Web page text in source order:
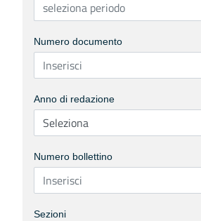
Numero documento
Anno di redazione
Numero bollettino
Sezioni